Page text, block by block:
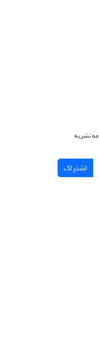
نشریه
اشتراک